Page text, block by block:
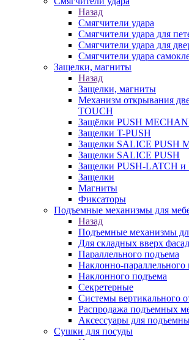
Назад
Смягчители удара
Смягчители удара для
Смягчители удара для
Cмягчители удара
Защелки, магниты
Назад
Защелки, магниты
Механизм открывания
TOUCH
Защёлки PUSH
Защелки T-PUSH
Защелки SALICE PUSH
Защелки SALICE PUSH
Защелки PUSH-LATCH и
Защелки
Магниты
Фиксаторы
Подъемные механизмы для
Назад
Подъемные механизмы
Для складных вверх
Параллельного подъема
Наклонно-параллельного
Наклонного подъема
Секретерные
Системы вертикального
Распродажа подъемных
Аксессуары для
Сушки для посуды